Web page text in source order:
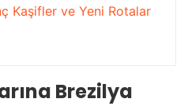
Kaşifler ve Yeni Rotalar
Brezilya